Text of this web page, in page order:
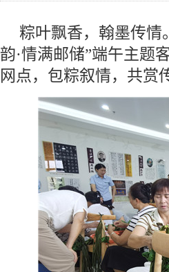
粽叶飘香，翰墨传情
韵·情满邮储”端午主题
网点，包粽叙情，共赏